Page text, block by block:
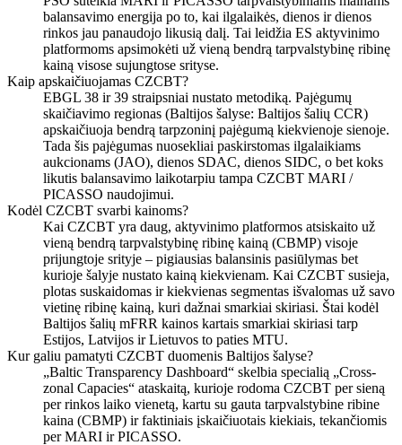
balansavimo energija po to, kai ilgalaikės, dienos ir dienos
rinkos jau panaudojo likusią dalį. Tai leidžia ES aktyvinimo
platformoms apsimokėti už vieną bendrą tarpvalstybinę ribinę
kainą visose sujungtose srityse.
Kaip apskaičiuojamas CZCBT?
EBGL 38 ir 39 straipsniai nustato metodiką. Pajėgumų
skaičiavimo regionas (Baltijos šalyse: Baltijos šalių CCR)
apskaičiuoja bendrą tarpzoninį pajėgumą kiekvienoje sienoje.
Tada šis pajėgumas nuosekliai paskirstomas ilgalaikiams
aukcionams (JAO), dienos SDAC, dienos SIDC, o bet koks
likutis balansavimo laikotarpiu tampa CZCBT MARI /
PICASSO naudojimui.
Kodėl CZCBT svarbi kainoms?
Kai CZCBT yra daug, aktyvinimo platformos atsiskaito už
vieną bendrą tarpvalstybinę ribinę kainą (CBMP) visoje
prijungtoje srityje – pigiausias balansinis pasiūlymas bet
kurioje šalyje nustato kainą kiekvienam. Kai CZCBT susieja,
plotas suskaidomas ir kiekvienas segmentas išvalomas už savo
vietinę ribinę kainą, kuri dažnai smarkiai skiriasi. Štai kodėl
Baltijos šalių mFRR kainos kartais smarkiai skiriasi tarp
Estijos, Latvijos ir Lietuvos to paties MTU.
Kur galiu pamatyti CZCBT duomenis Baltijos šalyse?
„Baltic Transparency Dashboard“ skelbia specialią „Cross-
zonal Capacies“ ataskaitą, kurioje rodoma CZCBT per sieną
per rinkos laiko vienetą, kartu su gauta tarpvalstybine ribine
kaina (CBMP) ir faktiniais įskaičiuotais kiekiais, tekančiomis
per MARI ir PICASSO.